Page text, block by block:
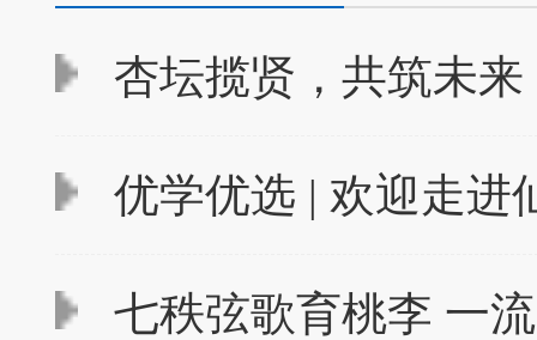
杏坛揽贤，共筑未来
优学优选 | 欢迎走进
七秩弦歌育桃李 一